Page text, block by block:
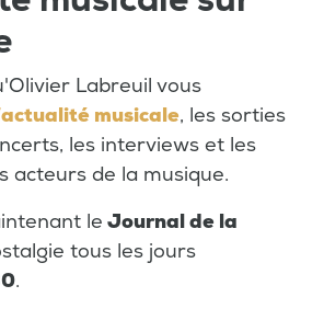
Labreuil vous
musicale, les sorties
les interviews et les
acteurs de la musique.
le Journal de la
tous les jours
.